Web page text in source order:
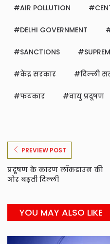
AIR POLLUTION
DELHI GOVERNMENT
SANCTIONS
केंद्र सरकार दिल्ली
फटकार वायु प्रदूषण
PREVIEW POST
प्रदूषण के कारण लॉकडाउन की
ओर बढ़ती दिल्ली
YOU MAY ALSO LIKE